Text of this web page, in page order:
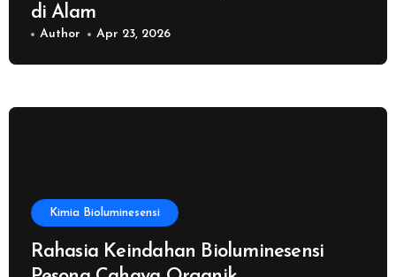
di Alam
Author Apr 23, 2026
Kimia Bioluminesensi
Rahasia Keindahan Bioluminesensi